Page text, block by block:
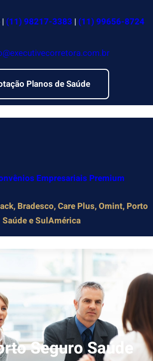
| (11) 98217-3383 | (11) 99656-8724
Planos de Saúde
Empresariais Premium
Bradesco, Care Plus, Omint, Porto
Saúde e SulAmérica
Seguro Saúde